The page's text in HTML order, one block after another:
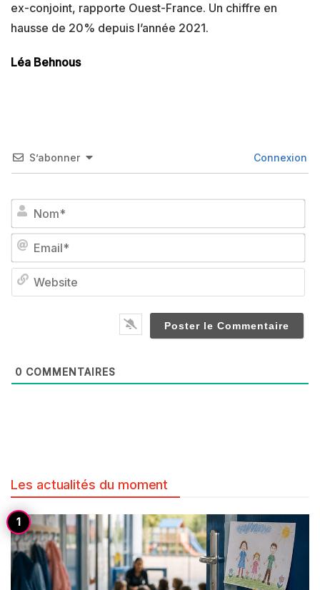
ex-conjoint, rapporte Ouest-France. Un chiffre en
hausse de 20% depuis l’année 2021.
Léa Behnous
S’abonner Connexion
0 COMMENTAIRES
Les actualités du moment